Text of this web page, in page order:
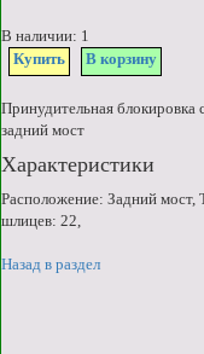
В наличии: 1
Купить
В корзину
Принудительная
задний мост
Характеристики
Расположение: Задний мост,
шлицев: 22,
Назад в раздел